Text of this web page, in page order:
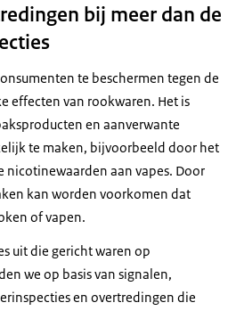
bij meer dan de
te beschermen tegen de
effecten van rookwaren. Het is
en aanverwante
te maken, bijvoorbeeld door het
nicotinewaarden aan vapes. Door
kan worden voorkomen dat
of vapen.
uit die gericht waren op
we op basis van signalen,
en overtredingen die